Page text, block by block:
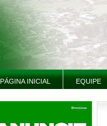
PÁGINA INICIAL EQUIPE